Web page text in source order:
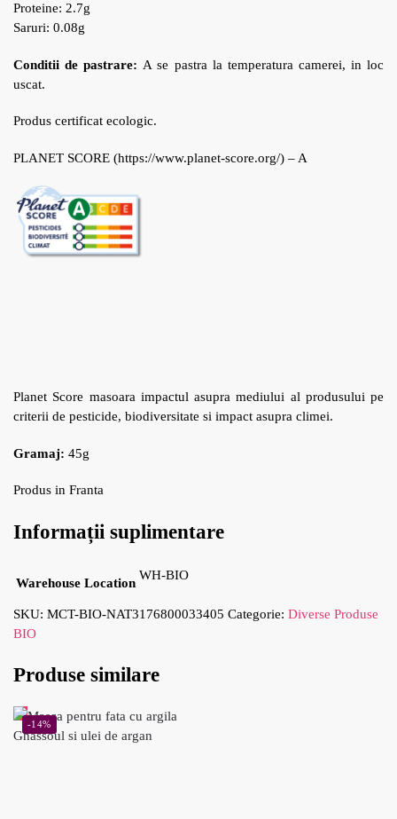
Proteine: 2.7g
Saruri: 0.08g
Conditii de pastrare: A se pastra la temperatura camerei, in loc
uscat.
Produs certificat ecologic.
PLANET SCORE (https://www.planet-score.org/) – A
Planet Score masoara impactul asupra mediului al produsului pe
criterii de pesticide, biodiversitate si impact asupra climei.
Gramaj: 45g
Produs in Franta
Informații suplimentare
Warehouse Location
WH-BIO
SKU: MCT-BIO-NAT3176800033405 Categorie: Diverse Produse
BIO
Produse similare
-14%